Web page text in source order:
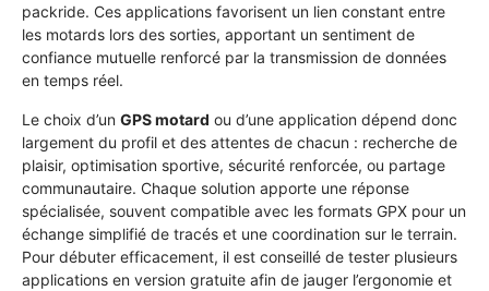
packride. Ces applications favorisent un lien constant entre
les motards lors des sorties, apportant un sentiment de
confiance mutuelle renforcé par la transmission de données
en temps réel.
Le choix d’un GPS motard ou d’une application dépend donc
largement du profil et des attentes de chacun : recherche de
plaisir, optimisation sportive, sécurité renforcée, ou partage
communautaire. Chaque solution apporte une réponse
spécialisée, souvent compatible avec les formats GPX pour un
échange simplifié de tracés et une coordination sur le terrain.
Pour débuter efficacement, il est conseillé de tester plusieurs
applications en version gratuite afin de jauger l’ergonomie et